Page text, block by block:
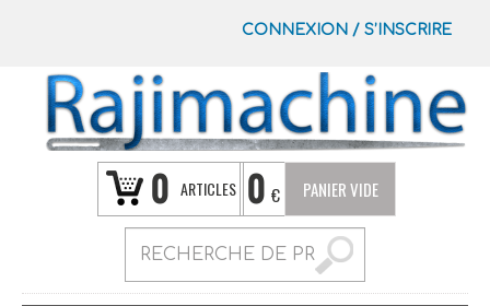
CONNEXION / S’INSCRIRE
0 ARTICLES 0 € PANIER VIDE